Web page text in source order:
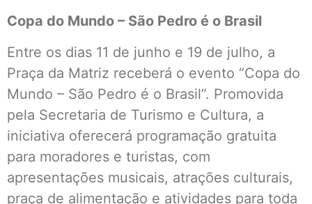
Copa do Mundo – São Pedro é o Brasil
Entre os dias 11 de junho e 19 de julho, a
Praça da Matriz receberá o evento “Copa do
Mundo – São Pedro é o Brasil”. Promovida
pela Secretaria de Turismo e Cultura, a
iniciativa oferecerá programação gratuita
para moradores e turistas, com
apresentações musicais, atrações culturais,
praça de alimentação e atividades para toda